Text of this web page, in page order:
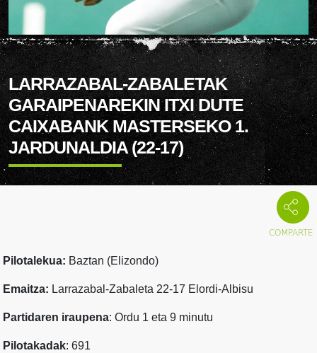
LARRAZABAL-ZABALETAK
GARAIPENAREKIN ITXI DUTE
CAIXABANK MASTERSEKO 1.
JARDUNALDIA (22-17)
Pilotalekua: Baztan (Elizondo)
Emaitza: Larrazabal-Zabaleta 22-17 Elordi-Albisu
Partidaren iraupena: Ordu 1 eta 9 minutu
Pilotakadak: 691